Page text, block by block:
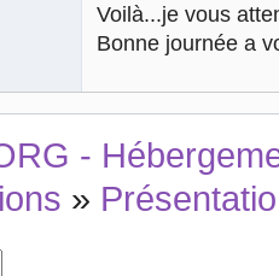
Voilà...je vous
Bonne journée a
-
»